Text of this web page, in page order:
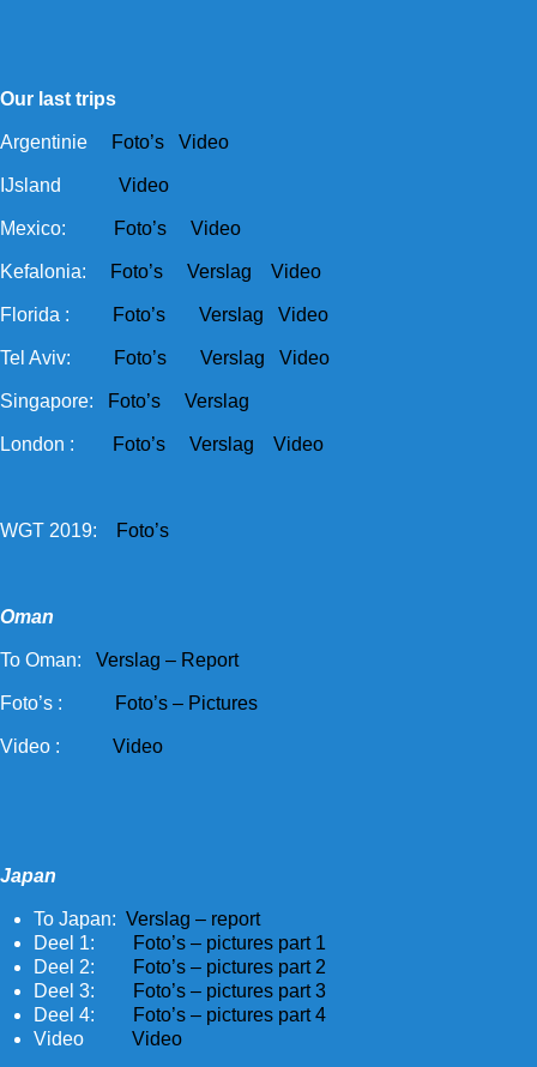
Our last trips
Argentinie Foto’s Video
IJsland Video
Mexico: Foto’s Video
Kefalonia: Foto’s Verslag Video
Florida : Foto’s Verslag Video
Tel Aviv: Foto’s Verslag Video
Singapore: Foto’s Verslag
London : Foto’s Verslag Video
WGT 2019: Foto’s
Oman
To Oman: Verslag – Report
Foto’s : Foto’s – Pictures
Video : Video
Japan
To Japan: Verslag – report
Deel 1:
Foto’s – pictures part 1
Deel 2:
Foto’s – pictures part 2
Deel 3:
Foto’s – pictures part 3
Deel 4:
Foto’s – pictures part 4
Video Video